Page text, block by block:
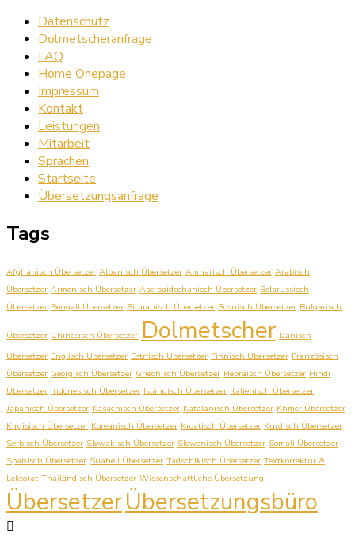
Datenschutz
Dolmetscheranfrage
FAQ
Home Onepage
Impressum
Kontakt
Leistungen
Mitarbeit
Sprachen
Startseite
Übersetzungsanfrage
Tags
Afghanisch Übersetzer Albanisch Übersetzer Amharisch Übersetzer Arabisch
Übersetzer Armenisch Übersetzer Aserbaidschanisch Übersetzer Belarussisch
Übersetzer Bengali Übersetzer Birmanisch Übersetzer Bosnisch Übersetzer Bulgarisch
Übersetzer Chinesisch Übersetzer Dolmetscher Dänisch
Übersetzer Englisch Übersetzer Estnisch Übersetzer Finnisch Übersetzer Französisch
Übersetzer Georgisch Übersetzer Griechisch Übersetzer Hebräisch Übersetzer Hindi
Übersetzer Indonesisch Übersetzer Isländisch Übersetzer Italienisch Übersetzer
Japanisch Übersetzer Kasachisch Übersetzer Katalanisch Übersetzer Khmer Übersetzer
Kirgisisch Übersetzer Koreanisch Übersetzer Kroatisch Übersetzer Kurdisch Übersetzer
Serbisch Übersetzer Slowakisch Übersetzer Slowenisch Übersetzer Somali Übersetzer
Spanisch Übersetzer Suaheli Übersetzer Tadschikisch Übersetzer Textkorrektur &
Lektorat Thailändisch Übersetzer Wissenschaftliche Übersetzung
ÜbersetzerÜbersetzungsbüro